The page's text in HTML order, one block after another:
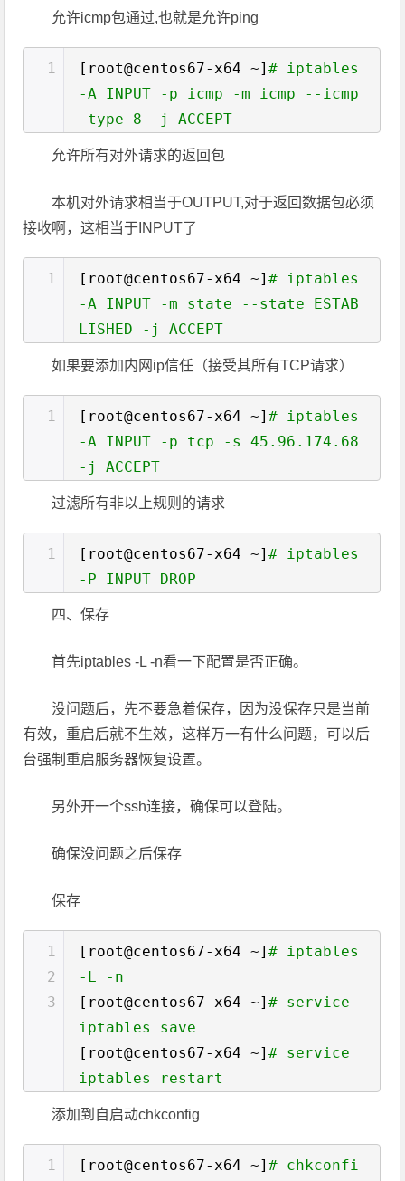
允许icmp包通过,也就是允许ping
1 [root@centos67-x64 ~]# iptables
-A INPUT -p icmp -m icmp --icmp
-type 8 -j ACCEPT
允许所有对外请求的返回包
本机对外请求相当于OUTPUT,对于返回数据包必须
接收啊，这相当于INPUT了
1 [root@centos67-x64 ~]# iptables
-A INPUT -m state --state ESTAB
LISHED -j ACCEPT
如果要添加内网ip信任（接受其所有TCP请求）
1 [root@centos67-x64 ~]# iptables
-A INPUT -p tcp -s 45.96.174.68
-j ACCEPT
过滤所有非以上规则的请求
1 [root@centos67-x64 ~]# iptables
-P INPUT DROP
四、保存
首先iptables -L -n看一下配置是否正确。
没问题后，先不要急着保存，因为没保存只是当前
有效，重启后就不生效，这样万一有什么问题，可以后
台强制重启服务器恢复设置。
另外开一个ssh连接，确保可以登陆。
确保没问题之后保存
保存
1
2
3
[root@centos67-x64 ~]# iptables
-L -n
[root@centos67-x64 ~]# service
iptables save
[root@centos67-x64 ~]# service
iptables restart
添加到自启动chkconfig
1 [root@centos67-x64 ~]# chkconfi